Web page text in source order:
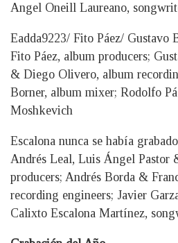
Angel Oneill Laureano,
Eadda9223/ Fito Páez/
Fito Páez, album producers;
& Diego Olivero, album
Borner, album mixer; Rodolfo
Moshkevich
Escalona nunca se había
Andrés Leal, Luis Ángel Pastor
producers; Andrés Borda &
recording engineers; Javier
Calixto Escalona Martínez,